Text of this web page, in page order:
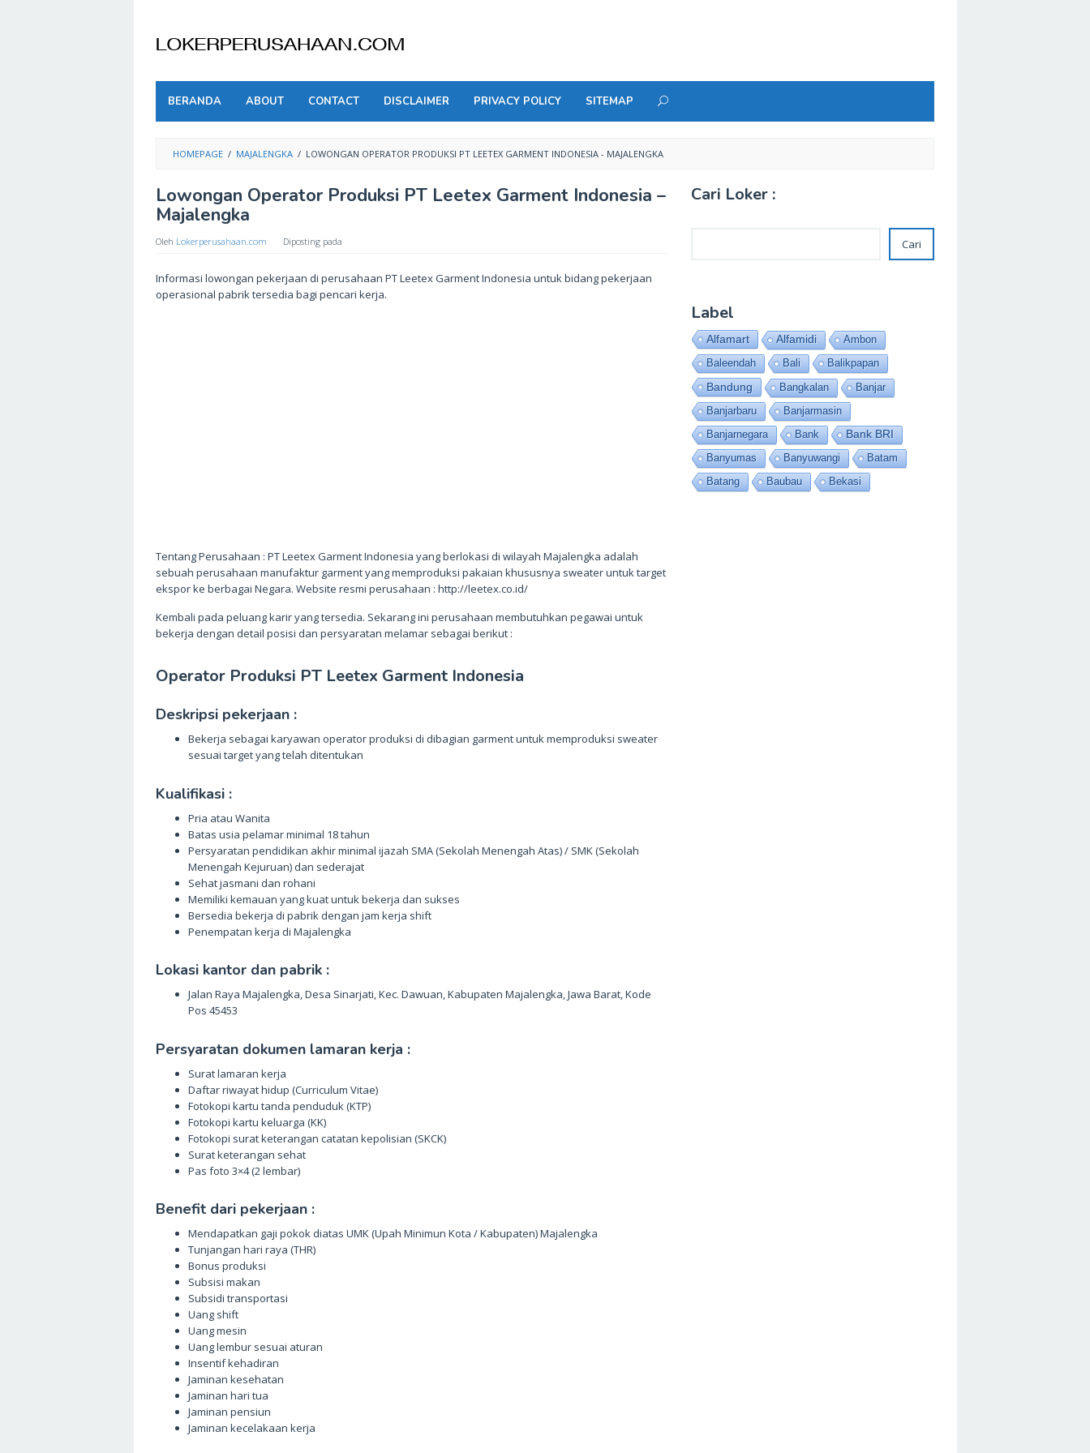
content
BERANDA ABOUT CONTACT DISCLAIMER PRIVACY POLICY SITEMAP
HOMEPAGE / MAJALENGKA / LOWONGAN OPERATOR PRODUKSI PT LEETEX GARMENT INDONESIA - MAJALENGKA
Lowongan Operator Produksi PT Leetex Garment Indonesia –
Majalengka
Oleh Lokerperusahaan.com Diposting pada
Informasi lowongan pekerjaan di perusahaan PT Leetex Garment Indonesia untuk bidang pekerjaan
operasional pabrik tersedia bagi pencari kerja.
Tentang Perusahaan : PT Leetex Garment Indonesia yang berlokasi di wilayah Majalengka adalah
sebuah perusahaan manufaktur garment yang memproduksi pakaian khususnya sweater untuk target
ekspor ke berbagai Negara. Website resmi perusahaan : http://leetex.co.id/
Kembali pada peluang karir yang tersedia. Sekarang ini perusahaan membutuhkan pegawai untuk
bekerja dengan detail posisi dan persyaratan melamar sebagai berikut :
Operator Produksi PT Leetex Garment Indonesia
Deskripsi pekerjaan :
Bekerja sebagai karyawan operator produksi di dibagian garment untuk memproduksi sweater
sesuai target yang telah ditentukan
Kualifikasi :
Pria atau Wanita
Batas usia pelamar minimal 18 tahun
Persyaratan pendidikan akhir minimal ijazah SMA (Sekolah Menengah Atas) / SMK (Sekolah
Menengah Kejuruan) dan sederajat
Sehat jasmani dan rohani
Memiliki kemauan yang kuat untuk bekerja dan sukses
Bersedia bekerja di pabrik dengan jam kerja shift
Penempatan kerja di Majalengka
Lokasi kantor dan pabrik :
Jalan Raya Majalengka, Desa Sinarjati, Kec. Dawuan, Kabupaten Majalengka, Jawa Barat, Kode
Pos 45453
Persyaratan dokumen lamaran kerja :
Surat lamaran kerja
Daftar riwayat hidup (Curriculum Vitae)
Fotokopi kartu tanda penduduk (KTP)
Fotokopi kartu keluarga (KK)
Fotokopi surat keterangan catatan kepolisian (SKCK)
Surat keterangan sehat
Pas foto 3×4 (2 lembar)
Benefit dari pekerjaan :
Mendapatkan gaji pokok diatas UMK (Upah Minimun Kota / Kabupaten) Majalengka
Tunjangan hari raya (THR)
Bonus produksi
Subsisi makan
Subsidi transportasi
Uang shift
Uang mesin
Uang lembur sesuai aturan
Insentif kehadiran
Jaminan kesehatan
Jaminan hari tua
Jaminan pensiun
Jaminan kecelakaan kerja
Cari Loker :
Cari
Label
Alfamart Alfamidi
Ambon
Baleendah
Bali Balikpapan
Bandung Bangkalan
Banjar
Banjarbaru
Banjarmasin
Banjarnegara
Bank
Bank BRI
Banyumas
Banyuwangi
Batam
Batang
Baubau Bekasi